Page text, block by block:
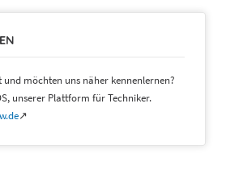
und möchten uns näher kennenlernen?
unserer Plattform für Techniker.
↗